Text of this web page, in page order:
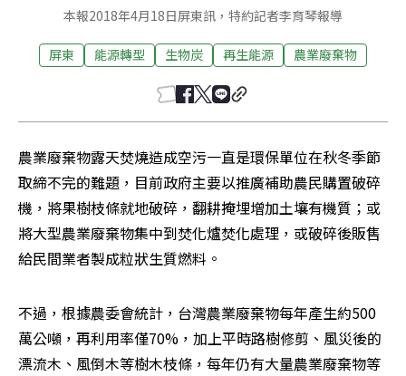
本報2018年4月18日屏東訊，特約記者李育琴報導
屏東 能源轉型 生物炭 再生能源 農業廢棄物
農業廢棄物露天焚燒造成空污一直是環保單位在秋冬季節
取締不完的難題，目前政府主要以推廣補助農民購置破碎
機，將果樹枝條就地破碎，翻耕掩埋增加土壤有機質；或
將大型農業廢棄物集中到焚化爐焚化處理，或破碎後販售
給民間業者製成粒狀生質燃料。
不過，根據農委會統計，台灣農業廢棄物每年產生約500
萬公噸，再利用率僅70%，加上平時路樹修剪、風災後的
漂流木、風倒木等樹木枝條，每年仍有大量農業廢棄物等